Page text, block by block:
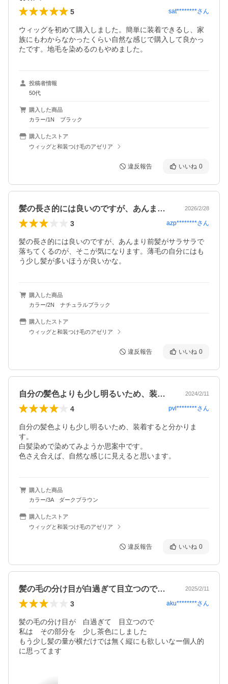
5 sat********さん
ウィッグを初めて購入しました。簡単に装着できるし、家
族にもわからなかったくらい自然な感じで購入して良かっ
たです。地毛を染めるのもやめました。
投稿者情報
50代
購入した商品
カラー/1N ブラック
購入したストア
ウィッグと和装つけ毛のアゼリア
違反報告 いいね 0
髪の長さ的には良いのですが、あんまり前… 2026/2/28
3 azp********さん
髪の長さ的には良いのですが、あんまり前髪がサラサラで
落ちてくるのが、そこが気になります。薄毛の自分にはも
う少し髪が多いほうが良いかな。
購入した商品
カラー/2N ナチュラルブラック
購入したストア
ウィッグと和装つけ毛のアゼリア
違反報告 いいね 0
自分の髪色よりも少し明るいため、装着す… 2024/2/11
4 pvl********さん
自分の髪色よりも少し明るいため、装着すると分かりま
す。
白髪染めで染めてみようか思案中です。
色さえ合えば、自然な感じに見えると思います。
購入した商品
カラー/3A ダークブラウン
購入したストア
ウィッグと和装つけ毛のアゼリア
違反報告 いいね 0
髪の毛の分け目が白過ぎて目立つので私は… 2025/2/11
3 aku********さん
髪の毛の分け目が　白過ぎて　目立つので
私は　その部分を　少し茶色にしました
もう少し髪の量が横だけでは無く縦にも欲しいなー個人的
に思ってます